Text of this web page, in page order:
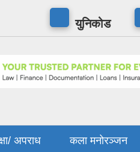
युनिकोड
अपराध कला मनोरञ्जन